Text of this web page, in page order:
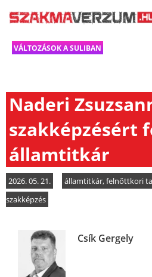
VÁLTOZÁSOK A SULIBAN
Naderi
szakképzésért
államtitkár
2026. 05. 21. államtitkár,felnőttkori
szakképzés
Csík Gergely